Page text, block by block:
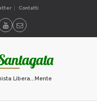
Contatti
Libera...Mente